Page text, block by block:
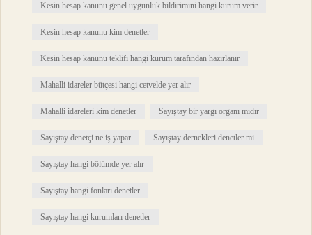
Kesin hesap kanunu genel uygunluk bildirimini hangi kurum verir
Kesin hesap kanunu kim denetler
Kesin hesap kanunu teklifi hangi kurum tarafından hazırlanır
Mahalli idareler bütçesi hangi cetvelde yer alır
Mahalli idareleri kim denetler Sayıştay bir yargı organı mıdır
Sayıştay denetçi ne iş yapar Sayıştay dernekleri denetler mi
Sayıştay hangi bölümde yer alır
Sayıştay hangi fonları denetler
Sayıştay hangi kurumları denetler